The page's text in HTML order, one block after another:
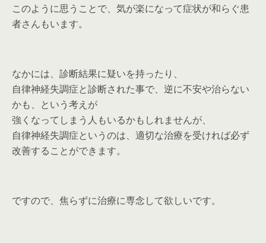
このように思うことで、気が楽になって症状が和らぐ患
者さんもいます。
なかには、診断結果に疑いを持ったり、
自律神経失調症と診断された事で、逆に不安や治らない
かも、という考えが
強くなってしまう人もいるかもしれませんが、
自律神経失調症というのは、適切な治療を受ければ必ず
改善することができます。
ですので、焦らずに治療に専念して欲しいです。